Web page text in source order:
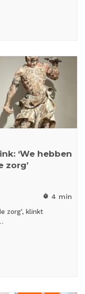
‘We hebben
zorg’
timer 4 min
zorg', klinkt